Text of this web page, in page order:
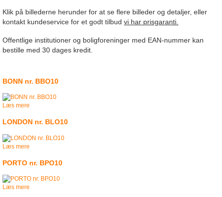
Klik på billederne herunder for at se flere billeder og detaljer, eller
kontakt kundeservice for et godt tilbud vi har prisgaranti.
Offentlige institutioner og boligforeninger med EAN-nummer kan
bestille med 30 dages kredit.
BONN nr. BBO10
Læs mere
LONDON nr. BLO10
Læs mere
PORTO nr. BPO10
Læs mere